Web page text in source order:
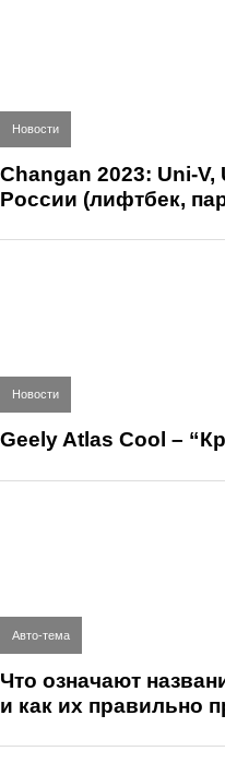
Новости
Changan 2023: Uni-V,
России (лифтбек,
Новости
Geely Atlas Cool –
Авто-тема
Что означают
и как их правильно